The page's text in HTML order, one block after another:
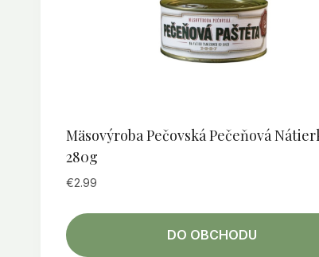
Mäsovýroba Pečovská Pečeňová
280g
€2.99
DO OBCHODU